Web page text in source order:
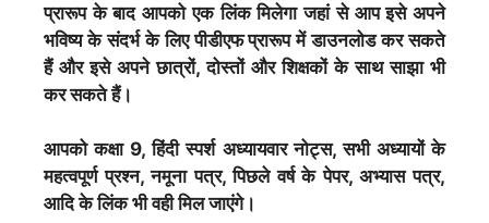
प्रारूप के बाद आपको एक लिंक मिलेगा जहां से आप इसे अपने
भविष्य के संदर्भ के लिए पीडीएफ प्रारूप में डाउनलोड कर सकते
हैं और इसे अपने छात्रों, दोस्तों और शिक्षकों के साथ साझा भी
कर सकते हैं।
आपको कक्षा 9, हिंदी स्पर्श अध्यायवार नोट्स, सभी अध्यायों के
महत्वपूर्ण प्रश्न, नमूना पत्र, पिछले वर्ष के पेपर, अभ्यास पत्र,
आदि के लिंक भी वही मिल जाएंगे।